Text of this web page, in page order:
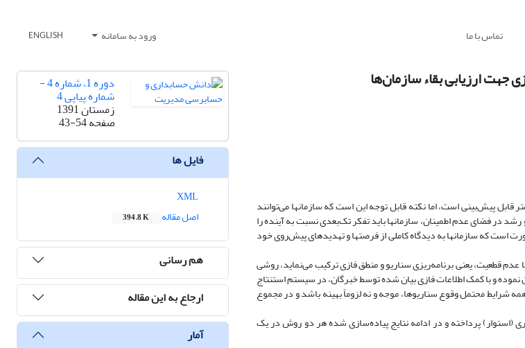
تماس با ما ورود به سامانه ENGLISH
جهت ارزیابی بقاء سازمان‌ها
پیش‌بینی است، اما نکته قابل توجه این است که سازمانها می‌توانند
رشد در فضای عدم اطمینان، سازمانها باید تفکر تک‌بعدی نسبت به آینده را
است که سازمانها به دیدگاه کاملی از فرصتها و تهدیدهای پیش‌روی خود
عدم‌ قطعیت، یعنی برنامه‌ریزی سناریو و منطق فازی ترکیب می‌نماید، روشی
و با کمک اطلاعات فازی بیان شده توسط خبرگان، در سیستم استنتاج
شرایط محتمل وقوع سناریوها، موجه و نه لزوماً بهینه باشد و در مجموع
(استوار) پرداخته و در ادامه نتایج پیاده‌سازی شده هر دو روش در یک
دوره 1، شماره 4 -
شماره پیاپی 4
زمستان 1391
صفحه43-54
فایل ها
اصل مقاله
394.8 K
هم رسانی
ارجاع به این مقاله
آمار